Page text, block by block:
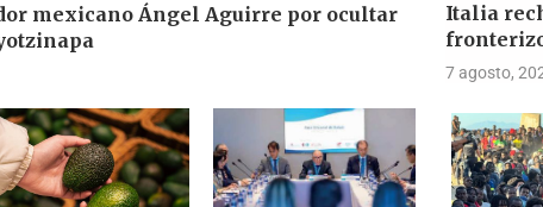
mexicano Ángel Aguirre por ocultar
Italia
7 agosto,